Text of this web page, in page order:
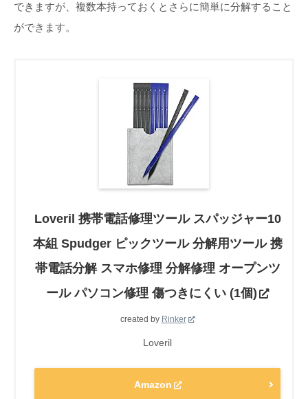
できますが、複数本持っておくとさらに簡単に分解すること
ができます。
Loveril 携帯電話修理ツール スパッジャー10
本組 Spudger ピックツール 分解用ツール 携
帯電話分解 スマホ修理 分解修理 オープンツ
ール パソコン修理 傷つきにくい (1個)
created by Rinker
Loveril
Amazon